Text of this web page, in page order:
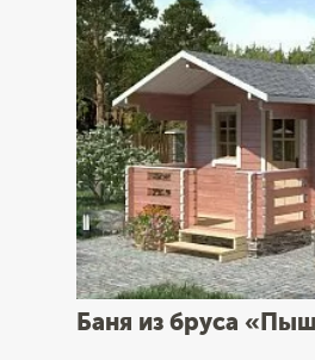
Баня из бруса